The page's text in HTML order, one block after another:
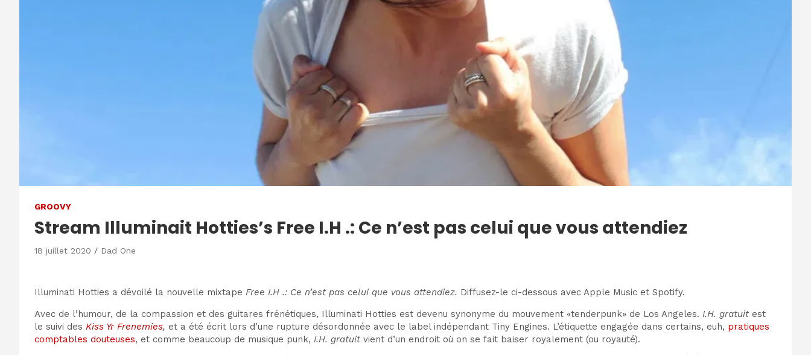
GROOVY
Stream Illuminait Hotties’s Free I.H .: Ce n’est pas celui que vous attendiez
18 juillet 2020 Dad One
Illuminati Hotties a dévoilé la nouvelle mixtape Free I.H .: Ce n’est pas celui que vous attendiez. Diffusez-le ci-dessous avec Apple Music et Spotify.
Avec de l’humour, de la compassion et des guitares frénétiques, Illuminati Hotties est devenu synonyme du mouvement «tenderpunk» de Los Angeles. I.H. gratuit est
le suivi des Kiss Yr Frenemies, et a été écrit lors d’une rupture désordonnée avec le label indépendant Tiny Engines. L’étiquette engagée dans certains, euh, pratiques
comptables douteuses, et comme beaucoup de musique punk, I.H. gratuit vient d’un endroit où on se fait baiser royalement (ou royauté).